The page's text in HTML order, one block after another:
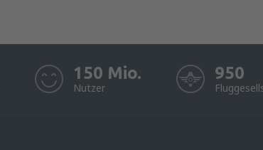
150 Mio.
Nutzer
950